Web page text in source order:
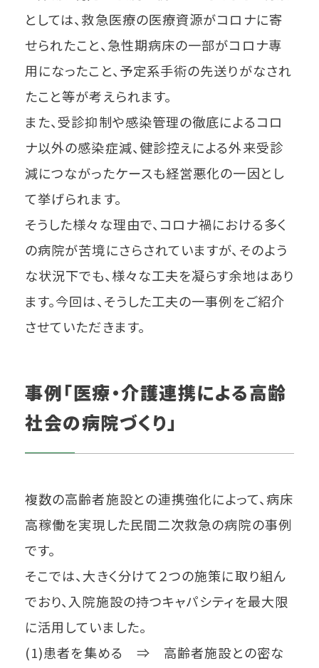
としては、救急医療の医療資源がコロナに寄
せられたこと、急性期病床の一部がコロナ専
用になったこと、予定系手術の先送りがなされ
たこと等が考えられます。
また、受診抑制や感染管理の徹底によるコロ
ナ以外の感染症減、健診控えによる外来受診
減につながったケースも経営悪化の一因とし
て挙げられます。
そうした様々な理由で、コロナ禍における多く
の病院が苦境にさらされていますが、そのよう
な状況下でも、様々な工夫を凝らす余地はあり
ます。今回は、そうした工夫の一事例をご紹介
させていただきます。
事例「医療・介護連携による高齢
社会の病院づくり」
複数の高齢者施設との連携強化によって、病床
高稼働を実現した民間二次救急の病院の事例
です。
そこでは、大きく分けて２つの施策に取り組ん
でおり、入院施設の持つキャパシティを最大限
に活用していました。
(1)患者を集める ⇒ 高齢者施設との密な